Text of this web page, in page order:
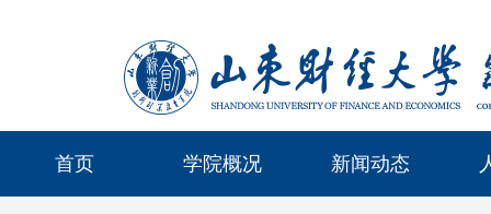
首页 学院概况 新闻动态